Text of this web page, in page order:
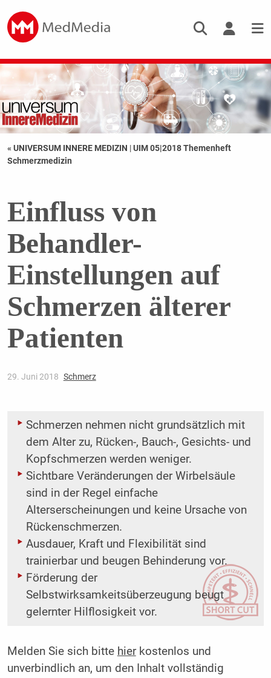
« UNIVERSUM INNERE MEDIZIN |UIM 05|2018 Themenheft
Schmerzmedizin
Einfluss von
Behandler-
Einstellungen auf
Schmerzen älterer
Patienten
29. Juni 2018 Schmerz
Schmerzen nehmen nicht grundsätzlich mit
dem Alter zu, Rücken-, Bauch-, Gesichts- und
Kopfschmerzen werden weniger.
Sichtbare Veränderungen der Wirbelsäule
sind in der Regel einfache
Alterserscheinungen und keine Ursache von
Rückenschmerzen.
Ausdauer, Kraft und Flexibilität sind
trainierbar und beugen Behinderung vor.
Förderung der
Selbstwirksamkeitsüberzeugung beugt
gelernter Hilflosigkeit vor.
Melden Sie sich bitte hierkostenlos und
unverbindlich an, um den Inhalt vollständig